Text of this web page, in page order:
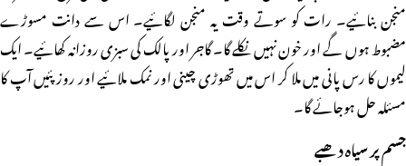
منجن بنائیے۔ رات کو سوتے وقت یہ منجن لگائیے۔ اس سے دانت مسوڑے
مضبوط ہوں گے اور خون نہیں نکلے گا۔ گاجر اور پالک کی سبزی روزانہ کھائیے۔ ایک
لیموں کا رس پانی میں ملا کر اس میں تھوڑی چینی اور نمک ملائیے اور روز پئیں آپ کا
مسئلہ حل ہوجائے گا۔
جسم پر سیاہ دھبے